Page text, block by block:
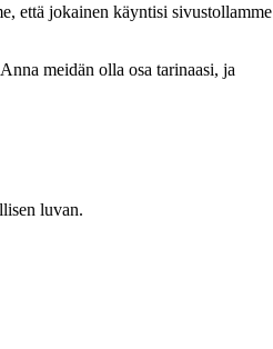
että jokainen käyntisi sivustollamme
meidän olla osa tarinaasi, ja
luvan.